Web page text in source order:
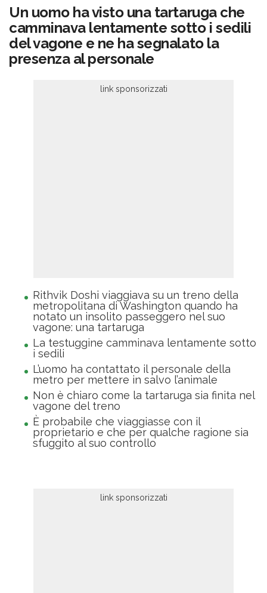
Un uomo ha visto una tartaruga che
camminava lentamente sotto i sedili
del vagone e ne ha segnalato la
presenza al personale
Rithvik Doshi viaggiava su un treno della
metropolitana di Washington quando ha
notato un insolito passeggero nel suo
vagone: una tartaruga
La testuggine camminava lentamente sotto
i sedili
L’uomo ha contattato il personale della
metro per mettere in salvo l’animale
Non è chiaro come la tartaruga sia finita nel
vagone del treno
È probabile che viaggiasse con il
proprietario e che per qualche ragione sia
sfuggito al suo controllo